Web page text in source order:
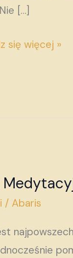
[…]
się więcej »
/Abaris